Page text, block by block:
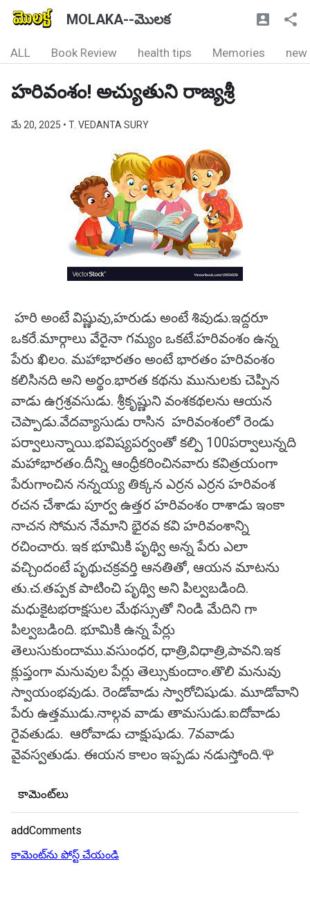
MOLAKA--మొలక
ALL Book Review health tips Memories new
హరివంశం! అచ్యుతుని రాజ్యశ్రీ
మే 20, 2025 • T. VEDANTA SURY
హరి అంటే విష్ణువు,హరుడు అంటే శివుడు.ఇద్దరూ
ఒకరే.మార్గాలు వేరైనా గమ్యం ఒకటే.హరివంశం ఉన్న
పేరు ఖిలం. మహాభారతం అంటే భారతం హరివంశం
కలిసినది అని అర్థం.భారత కథను మునులకు చెప్పిన
వాడు ఉగ్రశ్రవసుడు. శ్రీకృష్ణుని వంశకథలను ఆయన
చెప్పాడు.వేదవ్యాసుడు రాసిన హరివంశంలో రెండు
పర్వాలున్నాయి.భవిష్యపర్వంతో కల్పి 100పర్వాలున్నది
మహాభారతం.దీన్ని ఆంధ్రీకరించినవారు కవిత్రయంగా
పేరుగాంచిన నన్నయ్య తిక్కన ఎర్రన ఎర్రన హరివంశ
రచన చేశాడు పూర్వ ఉత్తర హరివంశం రాశాడు ఇంకా
నాచన సోమన నేమాని భైరవ కవి హరివంశాన్ని
రచించారు. ఇక భూమికి పృథ్వి అన్న పేరు ఎలా
వచ్చిందంటే పృథుచక్రవర్తి ఆనతితో, ఆయన మాటను
తు.చ.తప్పక పాటించి పృథ్వి అని పిల్వబడింది.
మధుకైటభరాక్షసుల మేథస్సుతో నిండి మేదిని గా
పిల్వబడింది. భూమికి ఉన్న పేర్లు
తెలుసుకుందాము.వసుంధర, ధాత్రి,విధాత్రి,పావని.ఇక
క్లుప్తంగా మనువుల పేర్లు తెల్సుకుందాం.తొలి మనువు
స్వాయంభవుడు. రెండోవాడు స్వారోచిషుడు. మూడోవాని
పేరు ఉత్తముడు.నాల్గవ వాడు తామసుడు.ఐదోవాడు
రైవతుడు. ఆరోవాడు చాక్షుషుడు. 7వవాడు
వైవస్వతుడు. ఈయన కాలం ఇప్పడు నడుస్తోంది.🌹
కామెంట్‌లు
addComments
కామెంట్‌ను పోస్ట్ చేయండి